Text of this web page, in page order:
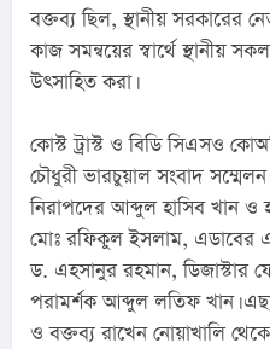
বক্তব্য ছিল, স্থানীয় সরকারের
কাজ সমন্বয়ের স্বার্থে স্থানীয়
উৎসাহিত করা।
কোস্ট ট্রাস্ট ও বিডি সিএসও
চৌধুরী ভারচুয়াল সংবাদ
নিরাপদের আব্দুল হাসিব খান ও
মোঃ রফিকুল ইসলাম, এডাবের
ড. এহসানুর রহমান, ডিজাস্টার
পরামর্শক আব্দুল লতিফ খান।
ও বক্তব্য রাখেন নোয়াখালি